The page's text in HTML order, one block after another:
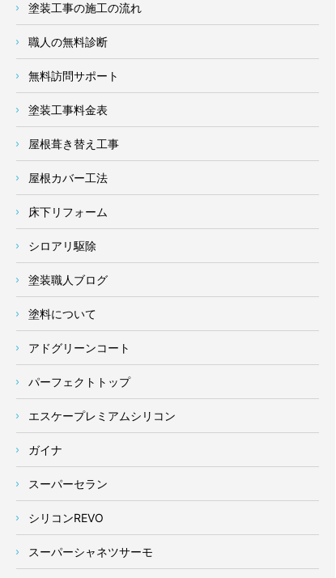
塗装工事の施工の流れ
職人の無料診断
無料訪問サポート
塗装工事料金表
屋根葺き替え工事
屋根カバー工法
床下リフォーム
シロアリ駆除
塗装職人ブログ
塗料について
アドグリーンコート
パーフェクトトップ
エスケープレミアムシリコン
ガイナ
スーパーセラン
シリコンREVO
スーパーシャネツサーモ